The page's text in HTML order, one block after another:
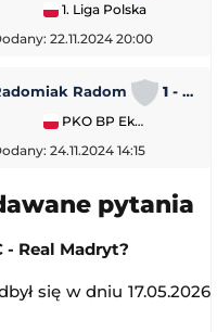
1. Liga Polska
22.11.2024 20:00
Gliwice Radom 1 - 2
PKO BP Ekstraklasa
24.11.2024 14:15
pytania
- Real Madryt?
się w dniu 17.05.2026